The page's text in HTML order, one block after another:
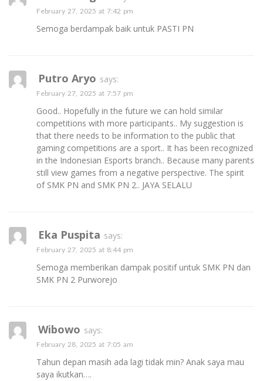
February 27, 2025 at 7:42 pm
Semoga berdampak baik untuk PASTI PN
Putro Aryo says:
February 27, 2025 at 7:57 pm
Good.. Hopefully in the future we can hold similar
competitions with more participants.. My suggestion is
that there needs to be information to the public that
gaming competitions are a sport.. It has been recognized
in the Indonesian Esports branch.. Because many parents
still view games from a negative perspective. The spirit
of SMK PN and SMK PN 2.. JAYA SELALU
Eka Puspita says:
February 27, 2025 at 8:44 pm
Semoga memberikan dampak positif untuk SMK PN dan
SMK PN 2 Purworejo
Wibowo says:
February 28, 2025 at 7:05 am
Tahun depan masih ada lagi tidak min? Anak saya mau
saya ikutkan….